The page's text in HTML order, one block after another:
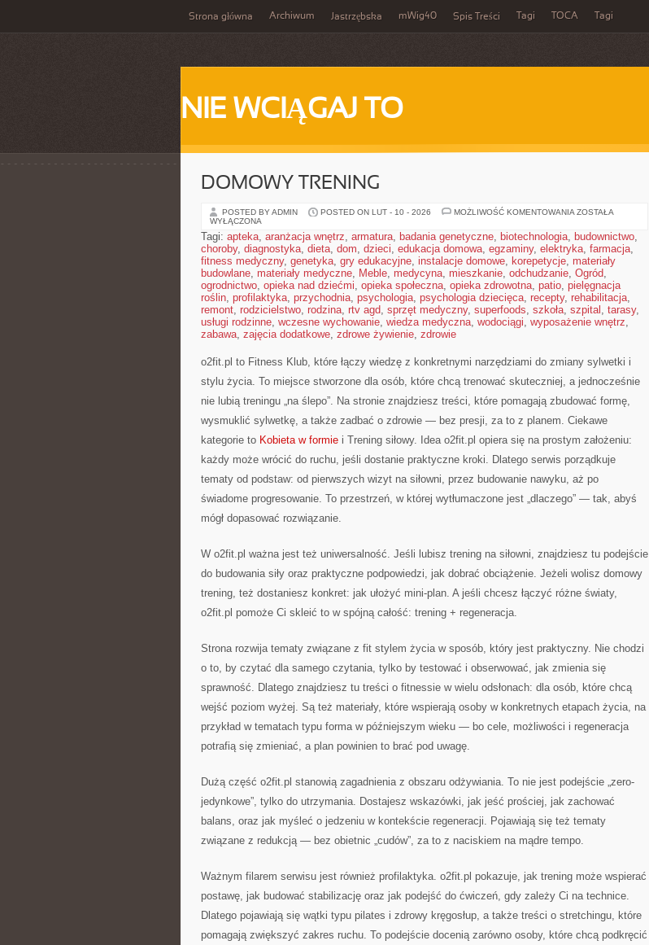
Strona główna Archiwum Jastrzębska mWig40 Spis Treści Tagi TOCA Tagi
NIE WCIĄGAJ TO
DOMOWY TRENING
POSTED BY ADMIN POSTED ON LUT - 10 - 2026 MOŻLIWOŚĆ KOMENTOWANIA DOMOWY
ZOSTAŁA
WYŁĄCZONA
Tagi: apteka, aranżacja wnętrz, armatura, badania genetyczne, biotechnologia, budownictwo,
choroby, diagnostyka, dieta, dom, dzieci, edukacja domowa, egzaminy, elektryka, farmacja,
fitness medyczny, genetyka, gry edukacyjne, instalacje domowe, korepetycje, materiały
budowlane, materiały medyczne, Meble, medycyna, mieszkanie, odchudzanie, Ogród,
ogrodnictwo, opieka nad dziećmi, opieka społeczna, opieka zdrowotna, patio, pielęgnacja
roślin, profilaktyka, przychodnia, psychologia, psychologia dziecięca, recepty, rehabilitacja,
remont, rodzicielstwo, rodzina, rtv agd, sprzęt medyczny, superfoods, szkoła, szpital , tarasy,
usługi rodzinne, wczesne wychowanie, wiedza medyczna, wodociągi, wyposażenie wnętrz,
zabawa, zajęcia dodatkowe, zdrowe żywienie, zdrowie
o2fit.pl to Fitness Klub, które łączy wiedzę z konkretnymi narzędziami do zmiany sylwetki i
stylu życia. To miejsce stworzone dla osób, które chcą trenować skuteczniej, a jednocześnie
nie lubią treningu „na ślepo”. Na stronie znajdziesz treści, które pomagają zbudować formę,
wysmuklić sylwetkę, a także zadbać o zdrowie — bez presji, za to z planem. Ciekawe
kategorie to Kobieta w formie i Trening siłowy. Idea o2fit.pl opiera się na prostym założeniu:
każdy może wrócić do ruchu, jeśli dostanie praktyczne kroki. Dlatego serwis porządkuje
tematy od podstaw: od pierwszych wizyt na siłowni, przez budowanie nawyku, aż po
świadome progresowanie. To przestrzeń, w której wytłumaczone jest „dlaczego” — tak, abyś
mógł dopasować rozwiązanie.
W o2fit.pl ważna jest też uniwersalność. Jeśli lubisz trening na siłowni, znajdziesz tu podejście
do budowania siły oraz praktyczne podpowiedzi, jak dobrać obciążenie. Jeżeli wolisz domowy
trening, też dostaniesz konkret: jak ułożyć mini-plan. A jeśli chcesz łączyć różne światy,
o2fit.pl pomoże Ci skleić to w spójną całość: trening + regeneracja.
Strona rozwija tematy związane z fit stylem życia w sposób, który jest praktyczny. Nie chodzi
o to, by czytać dla samego czytania, tylko by testować i obserwować, jak zmienia się
sprawność. Dlatego znajdziesz tu treści o fitnessie w wielu odsłonach: dla osób, które chcą
wejść poziom wyżej. Są też materiały, które wspierają osoby w konkretnych etapach życia, na
przykład w tematach typu forma w późniejszym wieku — bo cele, możliwości i regeneracja
potrafią się zmieniać, a plan powinien to brać pod uwagę.
Dużą część o2fit.pl stanowią zagadnienia z obszaru odżywiania. To nie jest podejście „zero-
jedynkowe”, tylko do utrzymania. Dostajesz wskazówki, jak jeść prościej, jak zachować
balans, oraz jak myśleć o jedzeniu w kontekście regeneracji. Pojawiają się też tematy
związane z redukcją — bez obietnic „cudów”, za to z naciskiem na mądre tempo.
Ważnym filarem serwisu jest również profilaktyka. o2fit.pl pokazuje, jak trening może wspierać
postawę, jak budować stabilizację oraz jak podejść do ćwiczeń, gdy zależy Ci na technice.
Dlatego pojawiają się wątki typu pilates i zdrowy kręgosłup, a także treści o stretchingu, które
pomagają zwiększyć zakres ruchu. To podejście docenią zarówno osoby, które chcą podkręcić